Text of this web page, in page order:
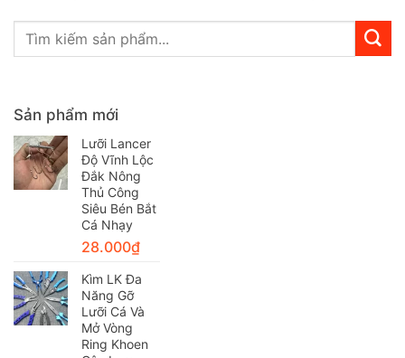
Sản phẩm mới
Lưỡi Lancer
Độ Vĩnh Lộc
Đắk Nông
Thủ Công
Siêu Bén Bắt
Cá Nhạy
28.000₫
Kìm LK Đa
Năng Gỡ
Lưỡi Cá Và
Mở Vòng
Ring Khoen